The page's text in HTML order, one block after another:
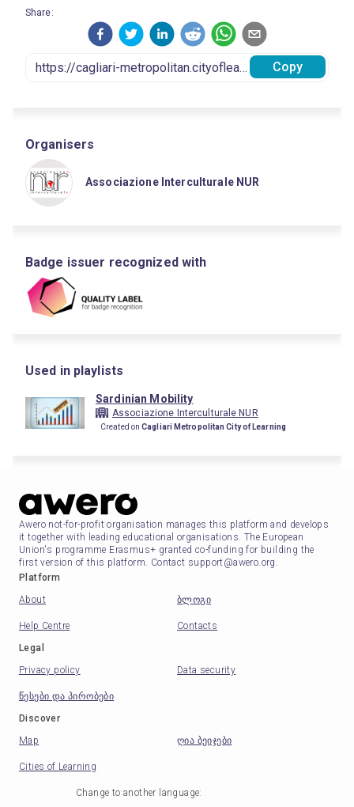
Share:
Copy
Organisers
Associazione Interculturale NUR
Badge issuer recognized with
Used in playlists
Sardinian Mobility
Associazione Interculturale NUR
Created onCagliari Metropolitan City of Learning
Awero not-for-profit organisation manages this platform and develops
it together with leading educational organisations. The European
Union's programme Erasmus+ granted co-funding for building the
first version of this platform. Contact support@awero.org.
Platform
About
ბლოგი
Help Centre
Contacts
Legal
Privacy policy
Data security
წესები და პირობები
Discover
Map
ღია ბეიჯები
Cities of Learning
Change to another language: